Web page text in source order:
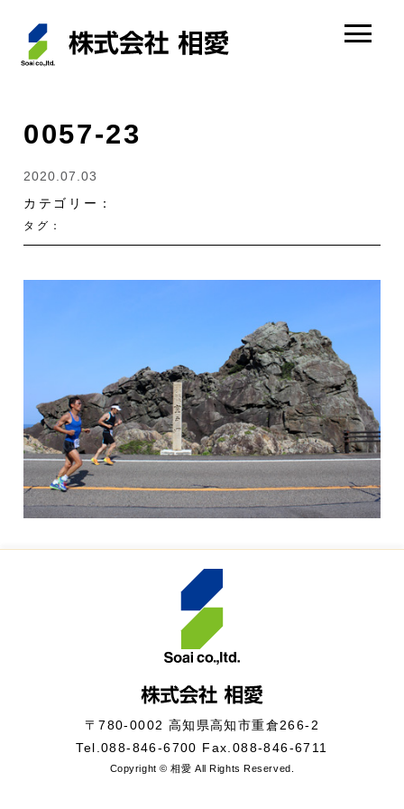
0057-23
2020.07.03
カテゴリー：
タグ：
〒780-0002 高知県高知市重倉266-2
Tel.088-846-6700 Fax.088-846-6711
Copyright © 相愛 All Rights Reserved.